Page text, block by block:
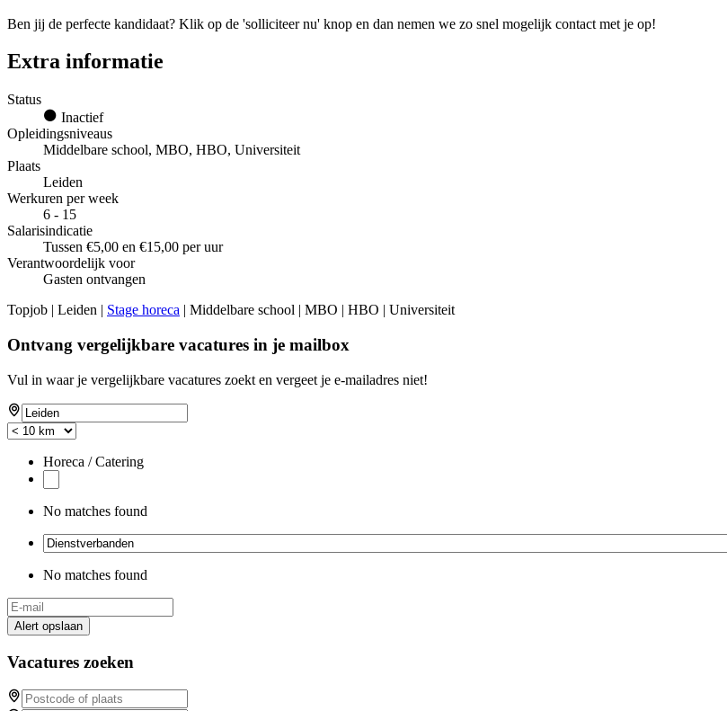
Ben jij de perfecte kandidaat? Klik op de 'solliciteer nu' knop en dan nemen we zo snel mogelijk contact met je op!
Extra informatie
Status
Inactief
Opleidingsniveaus
Middelbare school, MBO, HBO, Universiteit
Plaats
Leiden
Werkuren per week
6 - 15
Salarisindicatie
Tussen €5,00 en €15,00 per uur
Verantwoordelijk voor
Gasten ontvangen
Topjob | Leiden | Stage horeca | Middelbare school | MBO | HBO | Universiteit
Ontvang vergelijkbare vacatures in je mailbox
Vul in waar je vergelijkbare vacatures zoekt en vergeet je e-mailadres niet!
Horeca / Catering
No matches found
No matches found
Alert opslaan
Vacatures zoeken